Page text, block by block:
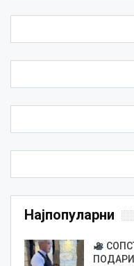
Најпопуларни